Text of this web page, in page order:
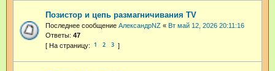
Позистор и цепь размагничивания TV
Последнее сообщение АлександрNZ « Вт май 12, 2026 20:11:16
Ответы: 47
1 2 3